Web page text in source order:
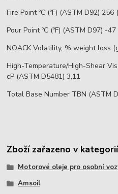
Fire Point ºC (ºF) (ASTM D92) 256
Pour Point ºC (ºF) (ASTM D97) -
NOACK Volatility, % weight loss
High-Temperature/High-Shear
cP (ASTM D5481) 3,11
Total Base Number TBN (ASTM
Zboží zařazeno v
Motorové oleje pro osobní
Amsoil